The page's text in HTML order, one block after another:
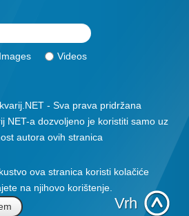
Images Videos
- Sva prava pridržana
NET-a dozvoljeno je koristiti samo uz
autora ovih stranica
Vrh
ova stranica koristi kolačiće
na njihovo korištenje.